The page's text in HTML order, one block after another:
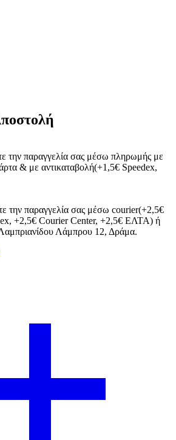
την παραγγελία σας μέσω πληρωμής με
& με αντικαταβολή(+1,5€ Speedex,
την παραγγελία σας μέσω courier(+2,5€
+2,5€ Courier Center, +2,5€ ΕΛΤΑ) ή
Λάμπρου 12, Δράμα.